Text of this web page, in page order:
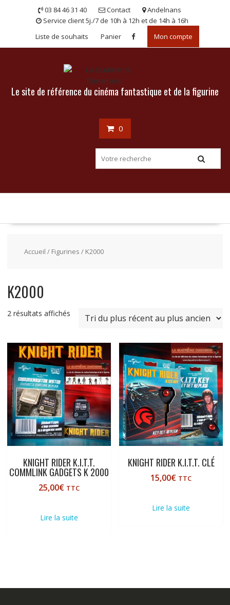
03 84 46 31 40 Contact
Andelnans
Service client 5j./7 de 10h à 12h et de 14h à 16h
Liste de souhaits
Panier Mon compte
Le site de référence du cinéma fantastique et de la figurine
0
Accueil / Figurines / K2000
K2000
2 résultats affichés
KNIGHT RIDER K.I.T.T.
COMMLINK GADGETS K 2000
25,00€ TTC
Lire la suite
KNIGHT RIDER K.I.T.T. CLÉ
15,00€ TTC
Lire la suite